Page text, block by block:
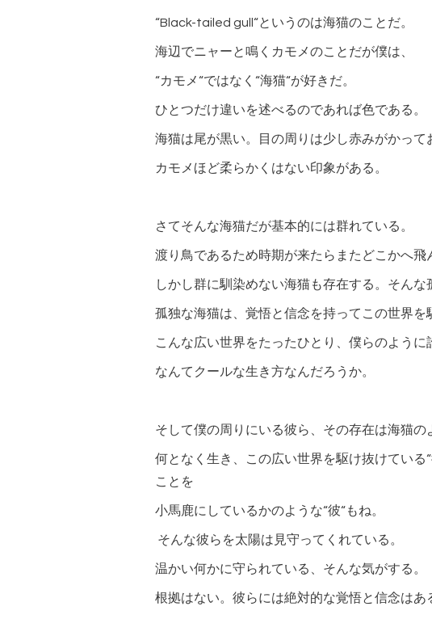
“Black-tailed gull“というのは海猫のことだ。
海辺でニャーと鳴くカモメのことだが僕は、
“カモメ“ではなく“海猫“が好きだ。
ひとつだけ違いを述べるのであれば色である。
海猫は尾が黒い。目の周りは少し赤みがかって
カモメほど柔らかくはない印象がある。
さてそんな海猫だが基本的には群れている。
渡り鳥であるため時期が来たらまたどこかへ飛
しかし群に馴染めない海猫も存在する。そん
孤独な海猫は、覚悟と信念を持ってこの世界を
こんな広い世界をたったひとり、僕らのように
なんてクールな生き方なんだろうか。
そして僕の周りにいる彼ら、その存在は海猫の
何となく生き、この広い世界を駆け抜けている
ことを
小馬鹿にしているかのような“彼“もね。
そんな彼らを太陽は見守ってくれている。
温かい何かに守られている、そんな気がする。
根拠はない。彼らには絶対的な覚悟と信念はあ